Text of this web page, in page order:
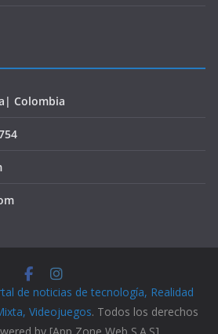
Colombia
de noticias de tecnología, Realidad
Videojuegos. Todos los derechos